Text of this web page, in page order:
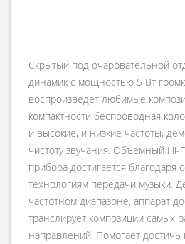
Скрытый под очаровательной
динамик с мощностью 5 Вт
воспроизведет любимые
компактности беспроводная
и высокие, и низкие частоты,
чистоту звучания. Объемный Hi-
прибора достигается
технологиям передачи музыки.
частотном диапазоне, аппарат
транслирует композиции самых
направлений. Помогает достичь